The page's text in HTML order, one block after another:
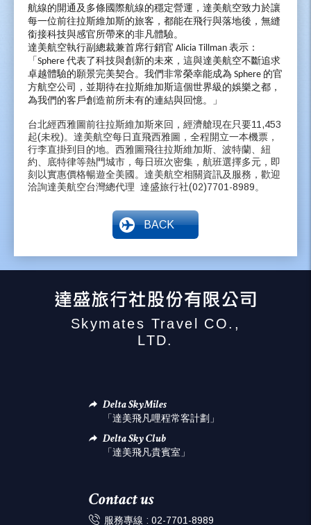
航線的開通及多條國際航線的穩定營運，達美航空致力於讓
每一位前往拉斯維加斯的旅客，都能在飛行與落地後，無縫
銜接科技與感官所帶來的非凡體驗。
達美航空執行副總裁兼首席行銷官 Alicia Tillman表示：
「Sphere代表了科技與創新的未來，這與達美航空不斷追求
卓越體驗的願景完美契合。我們非常榮幸能成為 Sphere 的官
方航空公司，並期待在拉斯維加斯這個世界級的娛樂之都，
為我們的客戶創造前所未有的連結與回憶。」
台北經西雅圖前往拉斯維加斯來回，經濟艙現在只要11,453
起(未稅)。達美航空每日直飛西雅圖，全程開立一本機票，
行李直掛到目的地。西雅圖飛往拉斯維加斯、波特蘭、紐
約、底特律等熱門城市，每日班次密集，航班選擇多元，即
刻以實惠價格暢遊全美國。達美航空相關資訊及服務，歡迎
洽詢達美航空台灣總代理 達盛旅行社(02)7701-8989。
BACK
Skymates Travel CO.,
LTD.
Delta SkyMiles
「達美飛凡哩程常客計劃」
Delta Sky Club
「達美飛凡貴賓室」
Contact us
服務專線 : 02-7701-8989